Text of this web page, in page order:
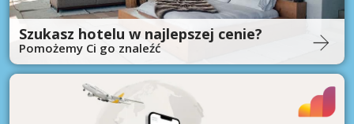
Szukasz hotelu w najlepszej cenie?
Pomożemy Ci go znaleźć